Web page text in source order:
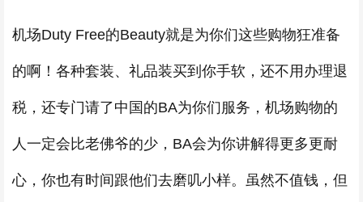
机场Duty Free的Beauty就是为你们这些购物狂准备
的啊！各种套装、礼品装买到你手软，还不用办理退
税，还专门请了中国的BA为你们服务，机场购物的
人一定会比老佛爷的少，BA会为你讲解得更多更耐
心，你也有时间跟他们去磨叽小样。虽然不值钱，但